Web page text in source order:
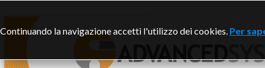
Continuando la navigazione accetti l'utilizzo dei cookies. Per